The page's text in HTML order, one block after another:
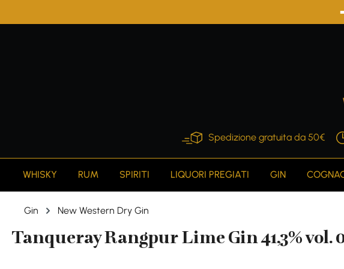
Spedizione gratuita da 50€
WHISKY RUM SPIRITI LIQUORI PREGIATI GIN
Gin New Western Dry Gin
Tanqueray Rangpur Lime Gin 41,3% vol.